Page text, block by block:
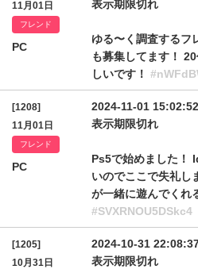
11月01日
フレンド
PC
表示期限切れ
ゆる〜く調査するフ
も募集してます！
しいです！
[1208]
11月01日
フレンド
PC
2024-11-01 15:02:52
表示期限切れ
Ps5で始めました！
いのでここで失礼し
が一緒に遊んでくれ
#SVXRNOU5DSkc4
[1205]
10月31日
2024-10-31
表示期限切れ